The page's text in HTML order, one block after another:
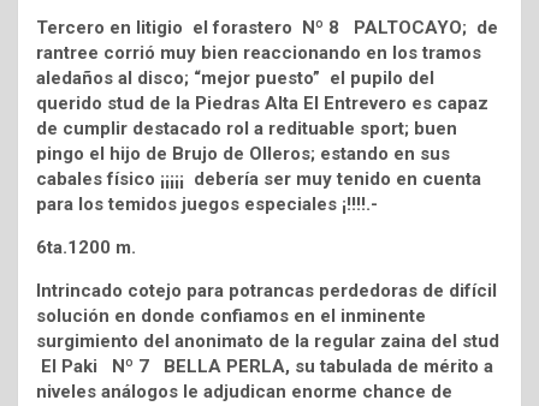
Tercero en litigio el forastero Nº 8 PALTOCAYO; de
rantree corrió muy bien reaccionando en los tramos
aledaños al disco; “mejor puesto” el pupilo del
querido stud de la Piedras Alta El Entrevero es capaz
de cumplir destacado rol a redituable sport; buen
pingo el hijo de Brujo de Olleros; estando en sus
cabales físico ¡¡¡¡¡ debería ser muy tenido en cuenta
para los temidos juegos especiales ¡!!!!.-
6ta.1200 m.
Intrincado cotejo para potrancas perdedoras de difícil
solución en donde confiamos en el inminente
surgimiento del anonimato de la regular zaina del stud
El Paki Nº 7 BELLA PERLA, su tabulada de mérito a
niveles análogos le adjudican enorme chance de